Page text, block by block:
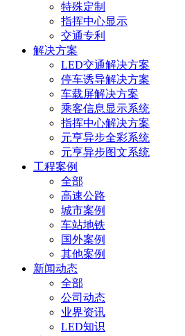
特殊定制
指挥中心显示
交通专利
解决方案
LED交通解决方案
停车诱导解决方案
车载屏解决方案
乘客信息显示系统
指挥中心解决方案
元亨异步全彩系统
元亨异步图文系统
工程案例
全部
高速公路
城市案例
车站地铁
国外案例
其他案例
新闻动态
全部
公司动态
业界资讯
LED知识